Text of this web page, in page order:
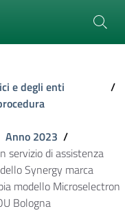
e degli enti
/
Anno 2023 /
servizio di assistenza
Synergy marca
modello Microselectron
Bologna